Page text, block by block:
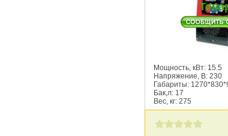
Мощность, кВт: 15.5
Напряжение, В: 230
Габариты:
Бак,л: 17
Вес, кг: 275